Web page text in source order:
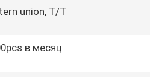
union, T/T
в месяц